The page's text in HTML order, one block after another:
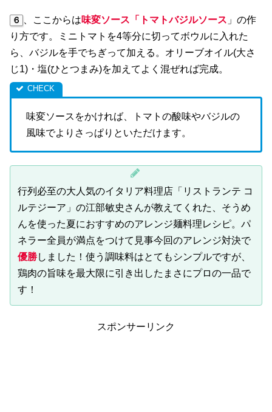
６ 、ここからは味変ソース「トマトバジルソース 」の作
り方です。ミニトマトを4等分に切ってボウルに入れた
ら、バジルを手でちぎって加える。オリーブオイル(大さ
じ1)・塩(ひとつまみ)を加えてよく混ぜれば完成。
味変ソースをかければ、トマトの酸味やバジルの
風味でよりさっぱりといただけます。
行列必至の大人気のイタリア料理店「リストランテ コ
ルテジーア」の江部敏史さんが教えてくれた、そうめ
んを使った夏におすすめのアレンジ麺料理レシピ。パ
ネラー全員が満点をつけて見事今回のアレンジ対決で
優勝しました！使う調味料はとてもシンプルですが、
鶏肉の旨味を最大限に引き出したまさにプロの一品で
す！
スポンサーリンク